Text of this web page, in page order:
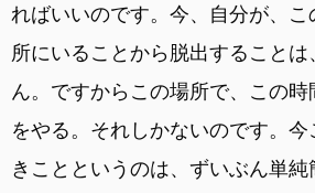
ればいいのです。今、自分が、
所にいることから脱出すること
ん。ですからこの場所で、この時
をやる。それしかないのです。
きことというのは、ずいぶん単